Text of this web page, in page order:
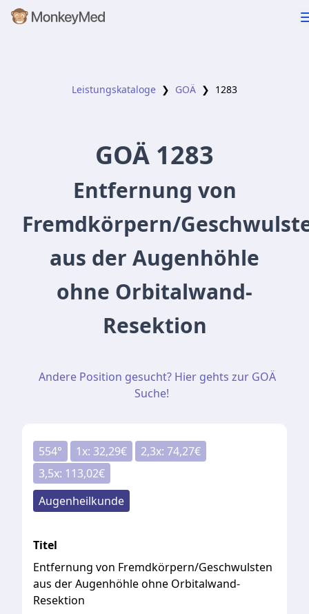
Leistungskataloge ❯ GOÄ ❯ 1283
GOÄ 1283
Entfernung von
Fremdkörpern/
aus der Augenhöhle
ohne Orbitalwand-
Resektion
Andere Position gesucht? Hier gehts zur GOÄ
Suche!
554° 1x: 32,29€ 2,3x: 74,27€
3,5x: 113,02€
Augenheilkunde
Titel
Entfernung von Fremdkörpern/Geschwulsten
aus der Augenhöhle ohne Orbitalwand-
Resektion